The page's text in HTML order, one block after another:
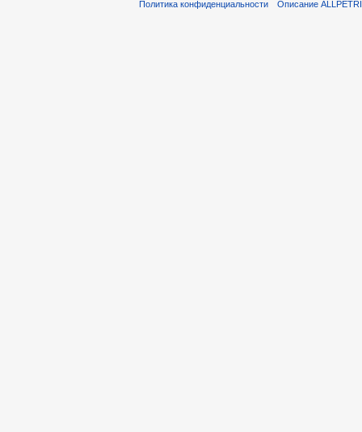
Политика конфиденциальности Описание